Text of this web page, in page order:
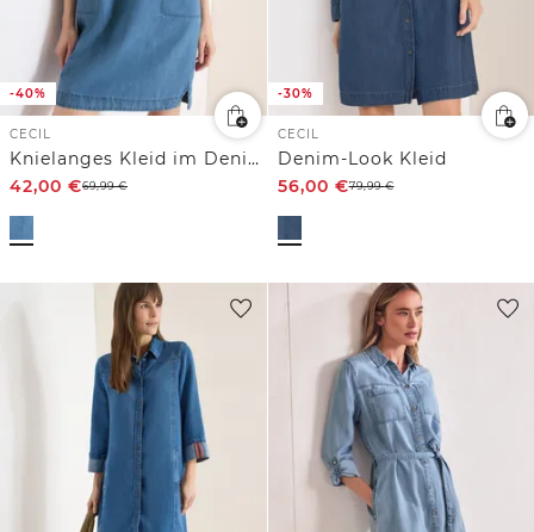
-40%
CECIL
Knielanges Kleid im Denim-Look
42,00 €69,99€
-30%
CECIL
Denim-Look Kleid
56,00 €79,99€